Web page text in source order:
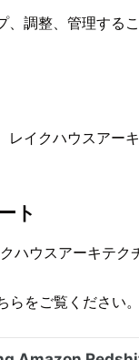
調整、管理する
イクハウスアー
ト
ハウスアーキテ
をご覧ください。